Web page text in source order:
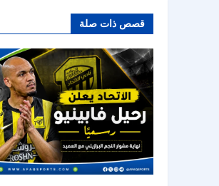
قصص ذات صلة